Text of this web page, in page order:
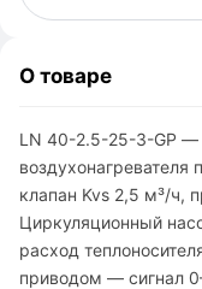
О товаре
LN 40-2.5-25-3-GP —
воздухонагревателя
клапан Kvs 2,5 м³/ч,
Циркуляционный
расход
приводом — сигнал